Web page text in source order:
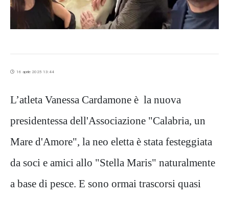
16 aprile 2025 13:44
L’atleta Vanessa Cardamone è la nuova
presidentessa dell'Associazione "Calabria, un
Mare d'Amore", la neo eletta è stata festeggiata
da soci e amici allo "Stella Maris" naturalmente
a base di pesce. E sono ormai trascorsi quasi